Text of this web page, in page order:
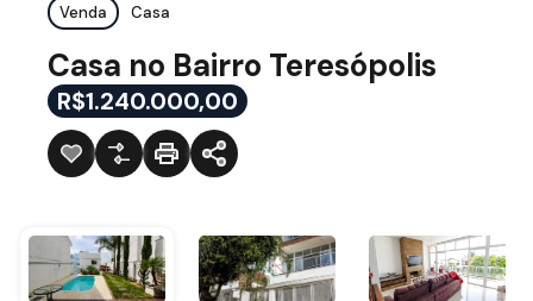
Venda Casa
Casa no Bairro Teresópolis
R$1.240.000,00